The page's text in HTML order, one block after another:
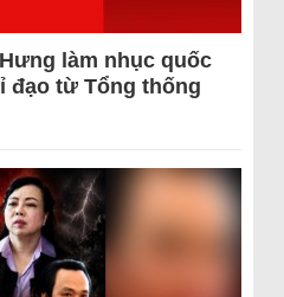
làm nhục quốc
đạo từ Tổng thống